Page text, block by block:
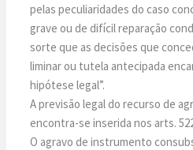
pelas peculiaridades do caso
grave ou de difícil reparação
sorte que as decisões que
liminar ou tutela antecipada
hipótese legal”.
A previsão legal do recurso de
encontra-se inserida nos arts.
O agravo de instrumento